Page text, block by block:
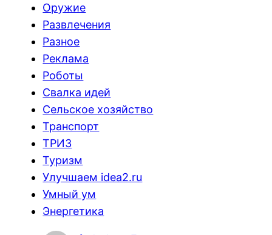
Оружие
Развлечения
Разное
Реклама
Роботы
Свалка идей
Сельское хозяйство
Транспорт
ТРИЗ
Туризм
Улучшаем idea2.ru
Умный ум
Энергетика